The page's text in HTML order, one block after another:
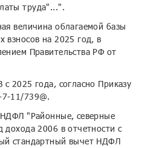
труда"...".
величина облагаемой базы
взносов на 2025 год, в
Правительства РФ от
2025 года, согласно Приказу
11/739@.
"Районные, северные
дохода 2006 в отчетности с
стандартный вычет НДФЛ